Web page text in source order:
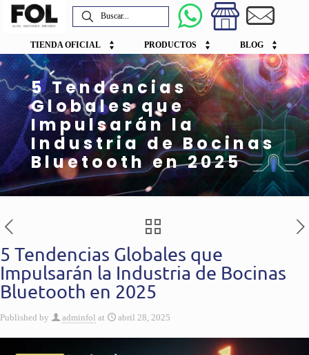
TIENDA OFICIAL PRODUCTOS BLOG
5 Tendencias
Globales que
Impulsarán la
Industria de Bocinas
Bluetooth en 2025
5 Tendencias Globales que
Impulsarán la Industria de Bocinas
Bluetooth en 2025
Published by adminfol at abril 28, 2025